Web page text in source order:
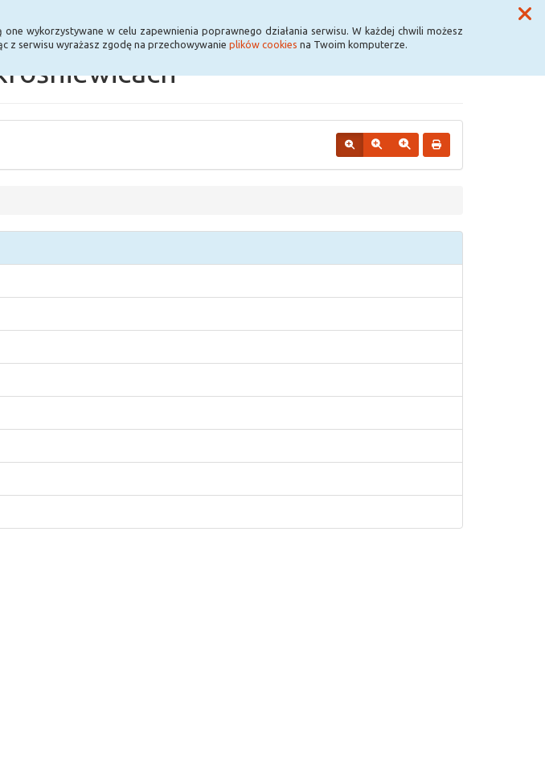
wykorzystywane w celu zapewnienia poprawnego działania serwisu. W każdej chwili możesz
z serwisu wyrażasz zgodę na przechowywanie plików cookies na Twoim komputerze.